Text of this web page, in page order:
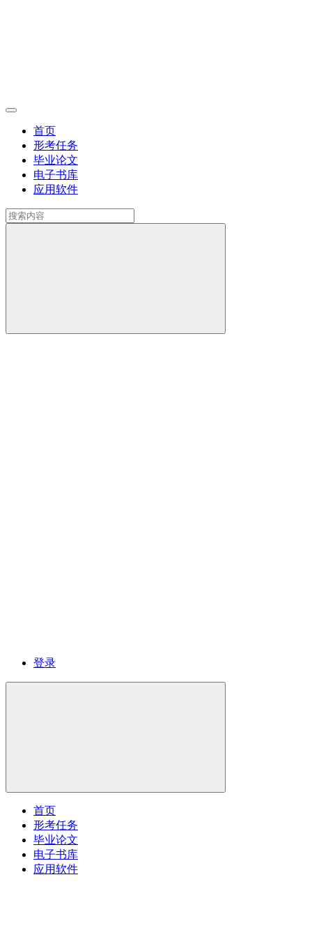
首页
形考任务
毕业论文
电子书库
应用软件
登录
首页
形考任务
毕业论文
电子书库
应用软件